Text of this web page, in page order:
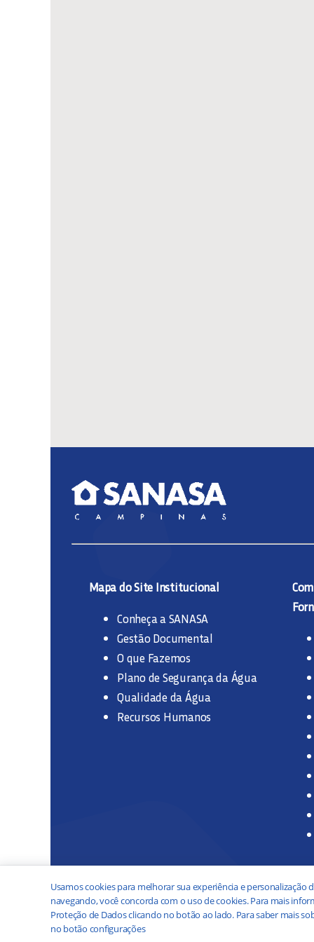
Mapa do Site Institucional
Conheça a SANASA
Gestão Documental
O que Fazemos
Plano de Segurança da Água
Qualidade da Água
Recursos Humanos
Usamos cookies para melhorar sua experiência e personalização
navegando, você concorda com o uso de cookies. Para mais
Proteção de Dados clicando no botão ao lado. Para saber mais
no botão configurações